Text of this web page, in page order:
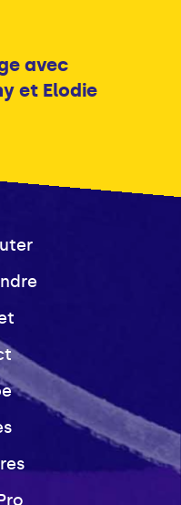
avec
et Elodie